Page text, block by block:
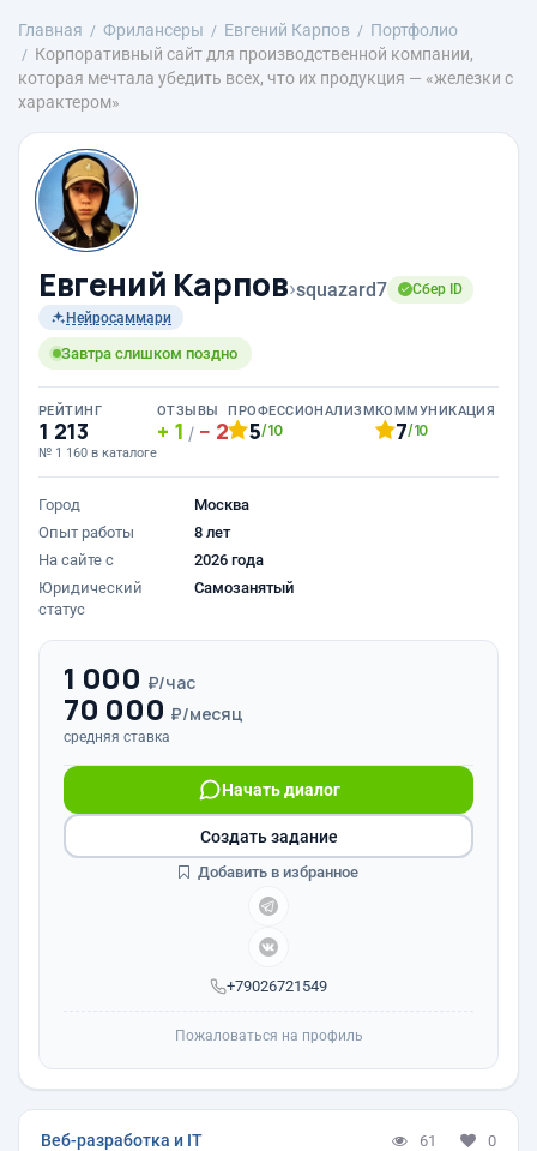
Главная Фрилансеры Евгений Карпов
Портфолио
Корпоративный сайт для производственной компании,
которая мечтала убедить всех, что их продукция — «железки с
характером»
Евгений Карпов›squazard7
Сбер ID
Нейросаммари
Завтра слишком поздно
РЕЙТИНГ
1 213
№ 1 160 в каталоге
ОТЗЫВЫ
1 / 2
ПРОФЕССИОНАЛИЗМ
5/10
КОММУНИКАЦИЯ
7/10
Город
Москва
Опыт работы
8 лет
На сайте с
2026 года
Юридический
статус
Самозанятый
1 000 ₽/час
70 000 ₽/месяц
средняя ставка
+79026721549
Начать диалог
Создать задание
Добавить в избранное
Пожаловаться на профиль
Веб-разработка и IT 61 0